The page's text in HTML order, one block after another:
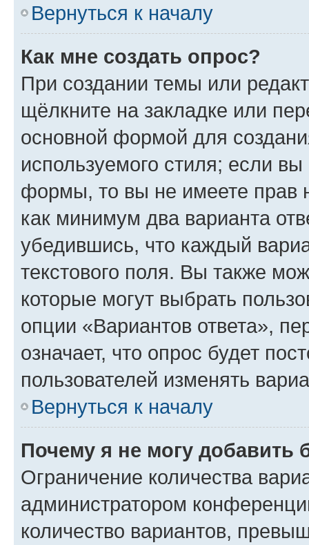
Вернуться к началу
Как мне создать опрос?
При создании темы или
щёлкните на закладке или
основной формой для
используемого стиля; если
формы, то вы не имеете прав
как минимум два варианта
убедившись, что каждый
текстового поля. Вы также
которые могут выбрать
опции «Вариантов ответа»,
означает, что опрос будет
пользователей изменять
Вернуться к началу
Почему я не могу добавить
Ограничение количества
администратором
количество вариантов,